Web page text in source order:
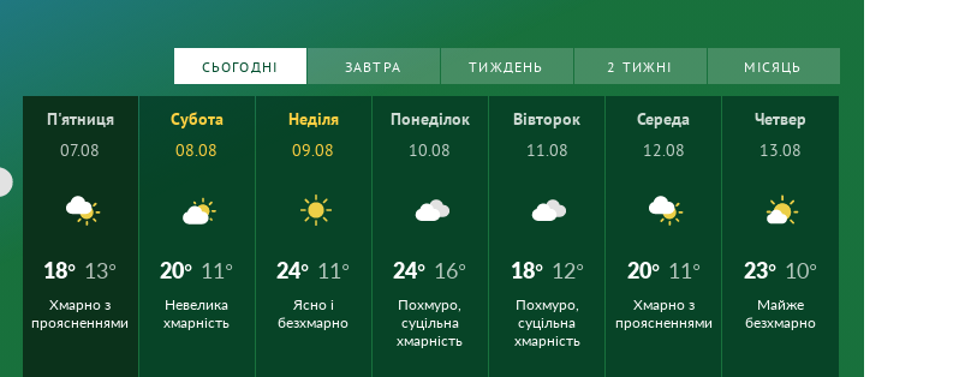
СЬОГОДНІ ЗАВТРА ТИЖДЕНЬ 2 ТИЖНІ МІСЯЦЬ
П'ятниця
07.08
18° 13°
Хмарно з
проясненнями
Субота
08.08
20° 11°
Невелика
хмарність
Неділя
09.08
24° 11°
Ясно і
безхмарно
Понеділок
10.08
24° 16°
Похмуро,
суцільна
хмарність
Вівторок
11.08
18° 12°
Похмуро,
суцільна
хмарність
Середа
12.08
20° 11°
Хмарно з
проясненнями
Четвер
13.08
23° 10°
Майже
безхмарно